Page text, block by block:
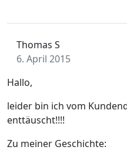
Thomas S
6. April 2015
Hallo,
leider bin ich vom
enttäuscht!!!!
Zu meiner Geschichte: